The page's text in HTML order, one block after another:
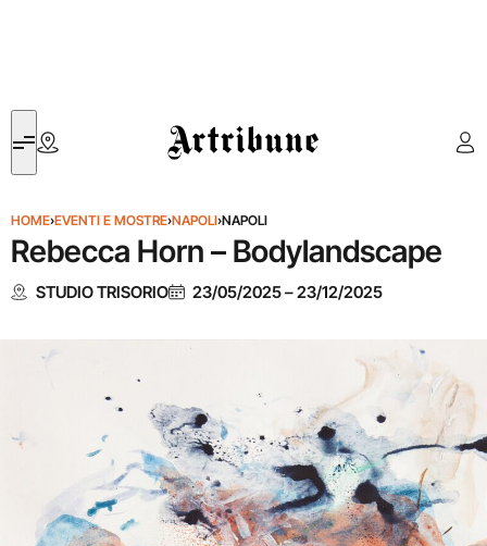
Artribune
HOME›EVENTI E MOSTRE›NAPOLI›NAPOLI
Rebecca Horn – Bodylandscape
STUDIO TRISORIO 23/05/2025–23/12/2025